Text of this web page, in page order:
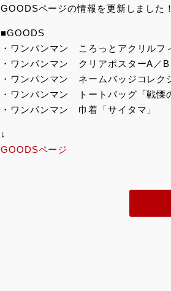
GOODSページの情報を更新しました！
■GOODS
・ワンパンマン ころっとアクリルフ
・ワンパンマン クリアポスターA／B
・ワンパンマン ネームバッジコレク
・ワンパンマン トートバッグ「戦慄
・ワンパンマン 巾着「サイタマ」
↓
GOODSページ